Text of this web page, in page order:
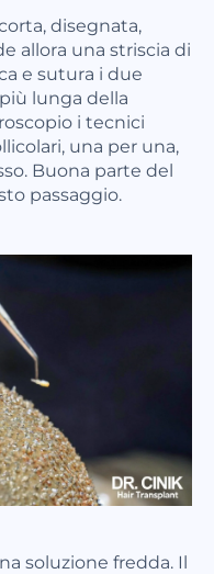
disegnata,
allora una striscia di
e sutura i due
lunga della
i tecnici
una per una,
Buona parte del
passaggio.
soluzione fredda. Il